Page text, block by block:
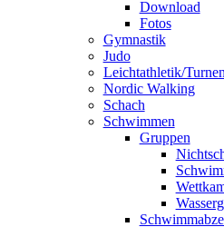
Download
Fotos
Gymnastik
Judo
Leichtathletik/Turnen
Nordic Walking
Schach
Schwimmen
Gruppen